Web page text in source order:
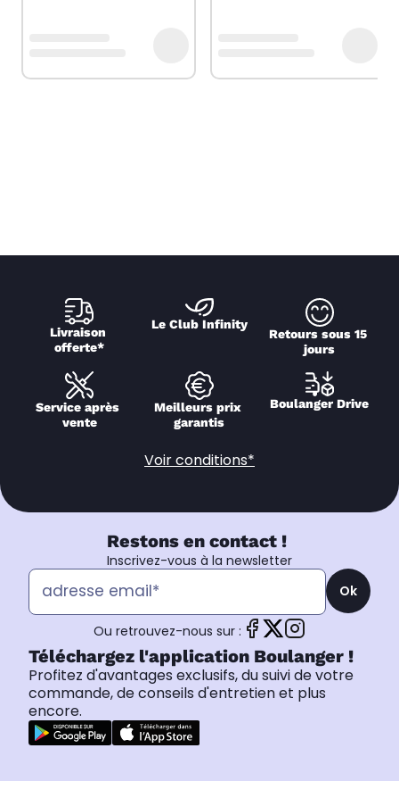
Livraison
offerte*
Le Club Infinity
Retours sous 15
jours
Service après
vente
Meilleurs prix
garantis
Boulanger Drive
Voir conditions*
Restons en contact !
Inscrivez-vous à la newsletter
Ok
Ou retrouvez-nous sur :
Téléchargez l'application Boulanger !
Profitez d'avantages exclusifs, du suivi de votre
commande, de conseils d'entretien et plus
encore.